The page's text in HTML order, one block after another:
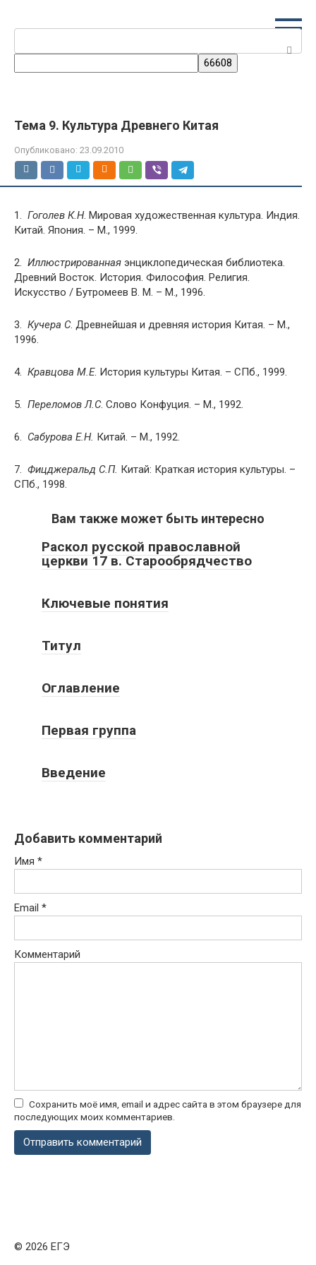
Тема 9. Культура Древнего Китая
Опубликовано: 23.09.2010
1. Гоголев К.Н. Мировая художественная культура. Индия.
Китай. Япония. – М., 1999.
2. Иллюстрированная энциклопедическая библиотека.
Древний Восток. История. Философия. Религия.
Искусство / Бутромеев В. М. – М., 1996.
3. Кучера С. Древнейшая и древняя история Китая. – М.,
1996.
4. Кравцова М.Е. История культуры Китая. – СПб., 1999.
5. Переломов Л.С. Слово Конфуция. – М., 1992.
6. Сабурова Е.Н. Китай. – М., 1992.
7. Фицджеральд С.П. Китай: Краткая история культуры. –
СПб., 1998.
Вам также может быть интересно
Раскол русской православной
церкви 17 в. Старообрядчество
Ключевые понятия
Титул
Оглавление
Первая группа
Введение
Добавить комментарий
Имя *
Email *
Комментарий
Сохранить моё имя, email и адрес сайта в этом браузере для
последующих моих комментариев.
© 2026 ЕГЭ